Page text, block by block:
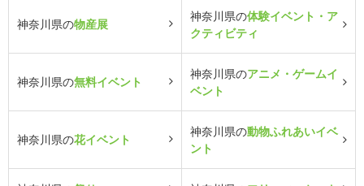
神奈川県の物産展
神奈川県の体験イベント・ア
クティビティ
神奈川県の無料イベント
神奈川県のアニメ・ゲームイ
ベント
神奈川県の花イベント
神奈川県の動物ふれあいイベ
ント